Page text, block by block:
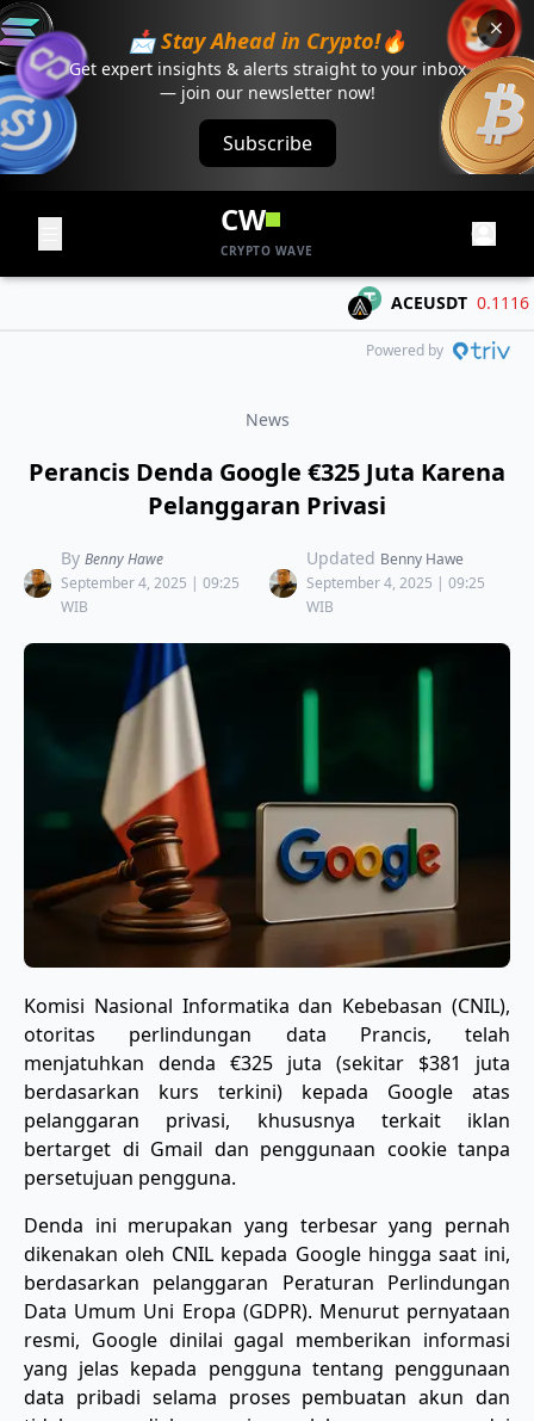
📩 Stay Ahead in Crypto!🔥
Get expert insights & alerts straight to your inbox
— join our newsletter now!
Subscribe
CW
CRYPTO WAVE
ACEUSDT 0.1116 -
Powered by
News
Perancis Denda Google €325 Juta Karena
Pelanggaran Privasi
By Benny Hawe
September 4, 2025 | 09:25
WIB
Updated Benny Hawe
September 4, 2025 | 09:25
WIB
Komisi Nasional Informatika dan Kebebasan (CNIL),
otoritas perlindungan data Prancis, telah
menjatuhkan denda €325 juta (sekitar $381 juta
berdasarkan kurs terkini) kepada Google atas
pelanggaran privasi, khususnya terkait iklan
bertarget di Gmail dan penggunaan cookie tanpa
persetujuan pengguna.
Denda ini merupakan yang terbesar yang pernah
dikenakan oleh CNIL kepada Google hingga saat ini,
berdasarkan pelanggaran Peraturan Perlindungan
Data Umum Uni Eropa (GDPR). Menurut pernyataan
resmi, Google dinilai gagal memberikan informasi
yang jelas kepada pengguna tentang penggunaan
data pribadi selama proses pembuatan akun dan